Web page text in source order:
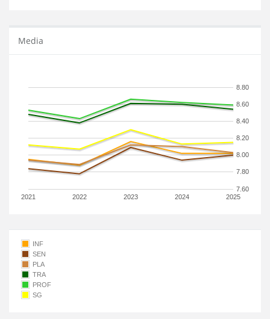
Media
2021 2022 2023 2024 2025
7.60
7.80
8.00
8.20
8.40
8.60
8.80
INF
SEN
PLA
TRA
PROF
SG